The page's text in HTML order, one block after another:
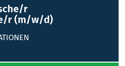
r
r (m/w/d)